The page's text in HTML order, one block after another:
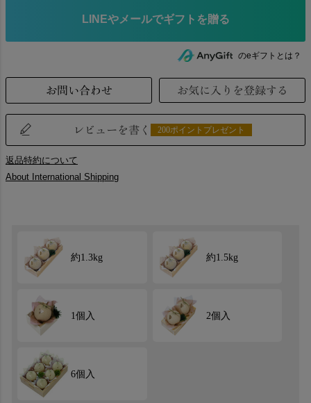
のeギフトとは？
お問い合わせ お気に入りを登録する
レビューを書く 200ポイントプレゼント
返品特約について
About International Shipping
約1.3kg 約1.5kg
1個入 2個入
6個入